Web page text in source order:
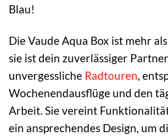
Blau!
Die Vaude Aqua Box ist mehr
sie ist dein zuverlässiger
unvergessliche Radtouren,
Wochenendausflüge und den
Arbeit. Sie vereint
ein ansprechendes Design, um